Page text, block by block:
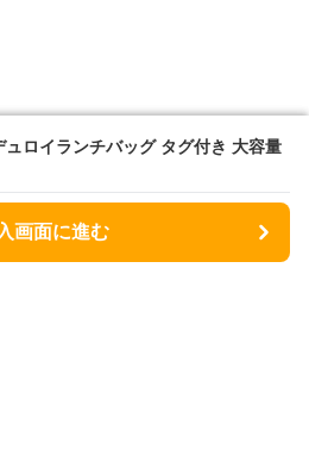
ロイランチバッグ タグ付き 大容量
画面に進む
ロイランチバッグ タグ付き 大容量
画面に進む